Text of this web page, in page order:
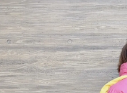
通販ランキング
デジタルカタログ
エクラプレミアム通販
インフォメーション
プレゼント